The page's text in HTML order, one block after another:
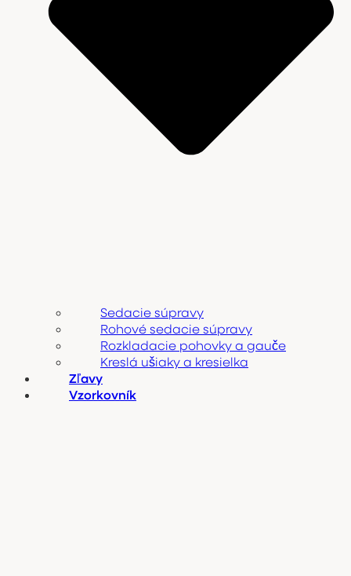
Sedacie súpravy
Rohové sedacie súpravy
Rozkladacie pohovky a gauče
Kreslá ušiaky a kresielka
Zľavy
Vzorkovník